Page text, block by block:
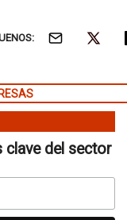
clave del sector